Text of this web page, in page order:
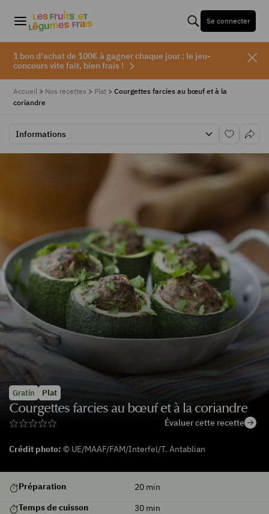
Se connecter
1 bon d'achat de 100€ à gagner chaque jour : le jeu-
concours vite fait, bien frais !
Accueil > Nos recettes > Plat > Courgettes farcies au bœuf et à la
coriandre
Informations
Gratin Plat
Courgettes farcies au bœuf et à la coriandre
Évaluer cette recette
Crédit photo: © UE/MAAF/FAM/Interfel/T. Antablian
saison
Préparation 20 min
Temps de cuisson
30 min